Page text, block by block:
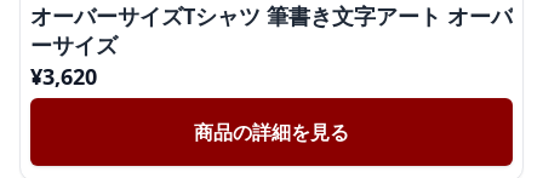
オーバーサイズTシャツ 筆書き文字アート オーバ
ーサイズ
¥3,620
商品の詳細を見る